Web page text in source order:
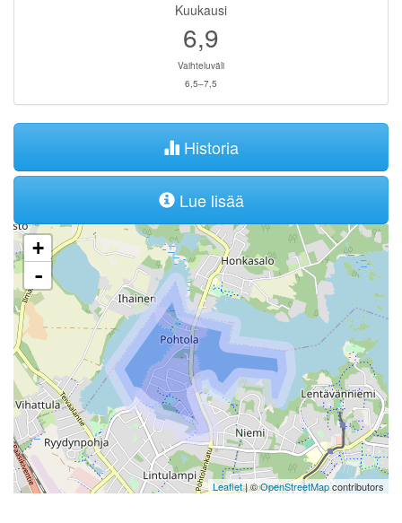
Kuukausi
6,9
Vaihteluväli
6,5–7,5
Historia
Lue lisää
+
-
Leaflet| ©OpenStreetMapcontributors